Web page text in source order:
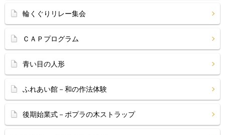
輪くぐりリレー集会
ＣＡＰプログラム
青い目の人形
ふれあい館－和の作法体験
後期始業式－ポプラの木ストラップ